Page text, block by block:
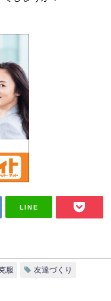
LINE
服 友達づくり